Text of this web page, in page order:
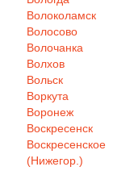
Волоколамск
Волосово
Волочанка
Волхов
Вольск
Воркута
Воронеж
Воскресенск
Воскресенское
(Нижегор.)